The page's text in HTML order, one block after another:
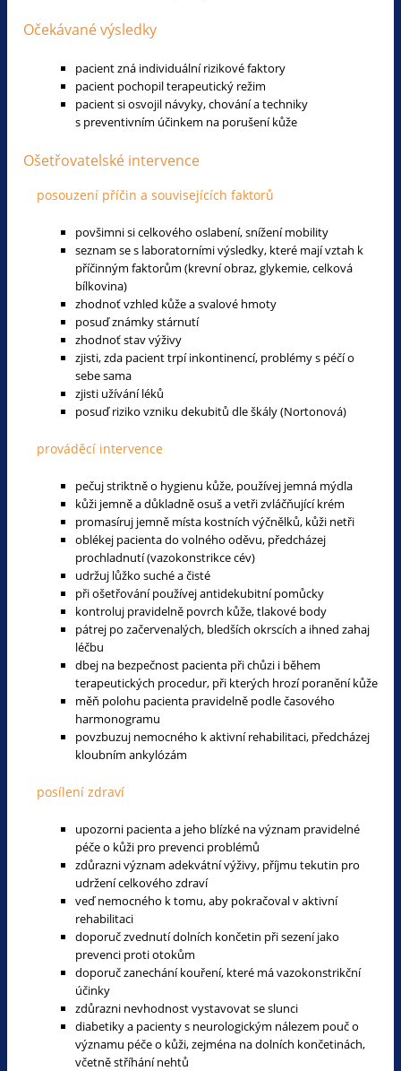
Očekávané výsledky
pacient zná individuální rizikové faktory
pacient pochopil terapeutický režim
pacient si osvojil návyky, chování a techniky
s preventivním účinkem na porušení kůže
Ošetřovatelské intervence
posouzení příčin a souvisejících faktorů
povšimni si celkového oslabení, snížení mobility
seznam se s laboratorními výsledky, které mají vztah k
příčinným faktorům (krevní obraz, glykemie, celková
bílkovina)
zhodnoť vzhled kůže a svalové hmoty
posuď známky stárnutí
zhodnoť stav výživy
zjisti, zda pacient trpí inkontinencí, problémy s péčí o
sebe sama
zjisti užívání léků
posuď riziko vzniku dekubitů dle škály (Nortonová)
prováděcí intervence
pečuj striktně o hygienu kůže, používej jemná mýdla
kůži jemně a důkladně osuš a vetři zvláčňující krém
promasíruj jemně místa kostních výčnělků, kůži netři
oblékej pacienta do volného oděvu, předcházej
prochladnutí (vazokonstrikce cév)
udržuj lůžko suché a čisté
při ošetřování používej antidekubitní pomůcky
kontroluj pravidelně povrch kůže, tlakové body
pátrej po začervenalých, bledších okrscích a ihned zahaj
léčbu
dbej na bezpečnost pacienta při chůzi i během
terapeutických procedur, při kterých hrozí poranění kůže
měň polohu pacienta pravidelně podle časového
harmonogramu
povzbuzuj nemocného k aktivní rehabilitaci, předcházej
kloubním ankylózám
posílení zdraví
upozorni pacienta a jeho blízké na význam pravidelné
péče o kůži pro prevenci problémů
zdůrazni význam adekvátní výživy, příjmu tekutin pro
udržení celkového zdraví
veď nemocného k tomu, aby pokračoval v aktivní
rehabilitaci
doporuč zvednutí dolních končetin při sezení jako
prevenci proti otokům
doporuč zanechání kouření, které má vazokonstrikční
účinky
zdůrazni nevhodnost vystavovat se slunci
diabetiky a pacienty s neurologickým nálezem pouč o
významu péče o kůži, zejména na dolních končetinách,
včetně stříhání nehtů